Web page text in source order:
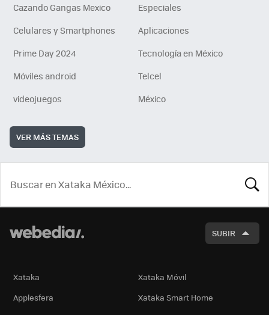
Cazando Gangas Mexico
Especiales
Celulares y Smartphones
Aplicaciones
Prime Day 2024
Tecnología en México
Móviles android
Telcel
videojuegos
México
VER MÁS TEMAS
SUBIR
Xataka
Xataka Móvil
Applesfera
Xataka Smart Home